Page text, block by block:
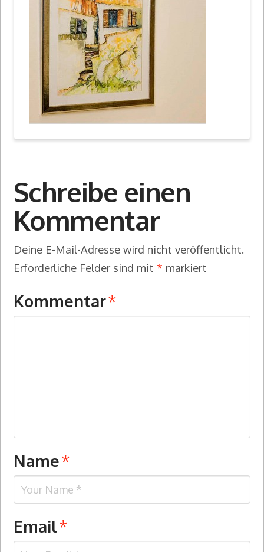
Schreibe einen
Kommentar
Deine E-Mail-Adresse wird nicht veröffentlicht.
Erforderliche Felder sind mit * markiert
Kommentar*
Name*
Email*